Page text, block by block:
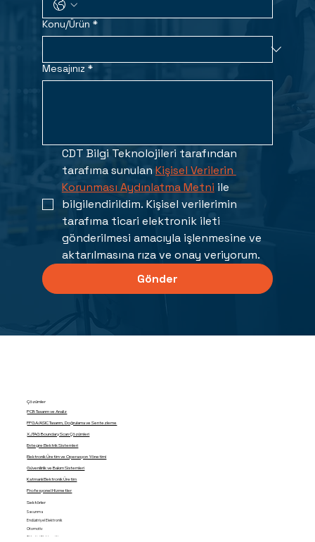
Konu/Ürün *
Mesajınız *
CDT Bilgi Teknolojileri tarafından
tarafıma sunulan Kişisel Verilerin
Korunması Aydınlatma Metni ile
bilgilendirildim. Kişisel verilerimin
tarafıma ticari elektronik ileti
gönderilmesi amacıyla işlenmesine ve
Gönder
Çözümler
PCB Tasarım ve Analiz
FPGA/ASIC Tasarım, Doğrulama ve Sentezleme
XJTAG Boundary Scan Çözümleri
Entegre Elektrik Sistemleri
Elektronik Üretim ve Operasyon Yönetimi
Güvenilirlik ve Bakım Sistemleri
Katmanlı Elektronik Üretim
Profesyonel Hizmetler
Savunma
Endüstriyel Elektronik
Otomotiv
Tüketici Elektroniği
Sektörler